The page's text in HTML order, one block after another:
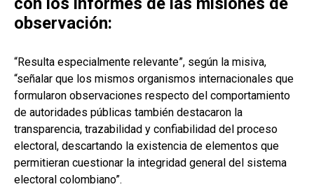
observación:
“Resulta especialmente relevante”, según la misiva,
“señalar que los mismos organismos internacionales que
formularon observaciones respecto del comportamiento
de autoridades públicas también destacaron la
transparencia, trazabilidad y confiabilidad del proceso
electoral, descartando la existencia de elementos que
permitieran cuestionar la integridad general del sistema
electoral colombiano”.